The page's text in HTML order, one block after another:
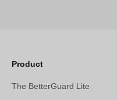
Product
The BetterGuard Lite